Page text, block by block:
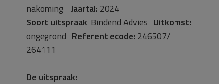
nakoming Jaartal: 2024
Soort uitspraak: Bindend Advies Uitkomst:
ongegrond Referentiecode: 246507/
264111
De uitspraak: